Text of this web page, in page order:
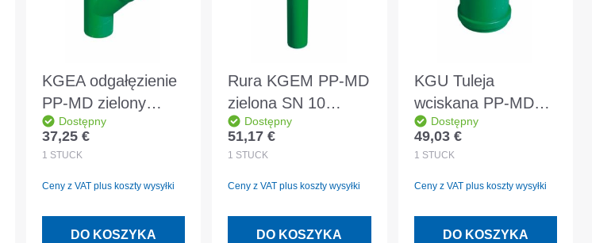
KGEA odgałęzienie
PP-MD zielony
DN/OD110/110 45°
DIN EN 14758
Dostępny
Cena regularna:
37,25 €
1 STÜCK
Ceny z VAT plus koszty wysyłki
DO KOSZYKA
Rura KGEM PP-MD
zielona SN 10
DN/OD160 1.0m
DIN EN 14758
Dostępny
Cena regularna:
51,17 €
1 STÜCK
Ceny z VAT plus koszty wysyłki
DO KOSZYKA
KGU Tuleja
wciskana PP-MD
zielona DN/OD160
DIN EN 14758
Dostępny
Cena regularna:
49,03 €
1 STÜCK
Ceny z VAT plus koszty wysyłki
DO KOSZYKA